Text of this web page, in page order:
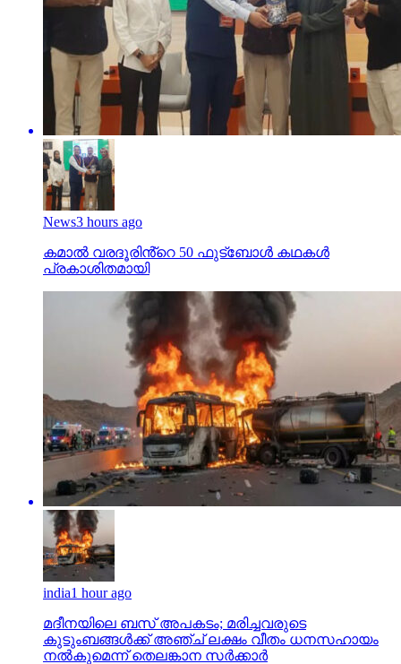
News3 hours ago
കമാൽ വരദൂരിൻ്റെ 50 ഫുട്ബോൾ കഥകൾ
പ്രകാശിതമായി
india1 hour ago
മദീനയിലെ ബസ് അപകടം; മരിച്ചവരുടെ
കുടുംബങ്ങള്‍ക്ക് അഞ്ച് ലക്ഷം വീതം ധനസഹായം
നല്‍കുമെന്ന് തെലങ്കാന സര്‍ക്കാര്‍